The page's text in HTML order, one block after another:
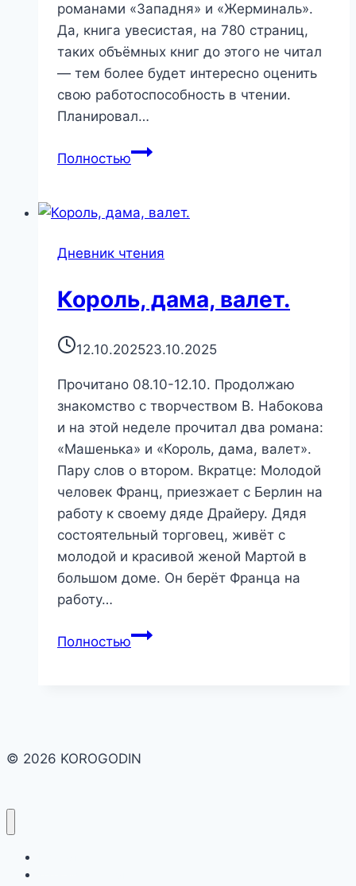
романами «Западня» и «Жерминаль».
Да, книга увесистая, на 780 страниц,
таких объёмных книг до этого не читал
— тем более будет интересно оценить
свою работоспособность в чтении.
Планировал…
ПолностьюЗападня
Золя
Дневник чтения
Король, дама, валет.
12.10.202523.10.2025
Прочитано 08.10-12.10. Продолжаю
знакомство с творчеством В. Набокова
и на этой неделе прочитал два романа:
«Машенька» и «Король, дама, валет».
Пару слов о втором. Вкратце: Молодой
человек Франц, приезжает с Берлин на
работу к своему дяде Драйеру. Дядя
состоятельный торговец, живёт с
молодой и красивой женой Мартой в
большом доме. Он берёт Франца на
работу…
ПолностьюКороль,
© 2026 KOROGODIN